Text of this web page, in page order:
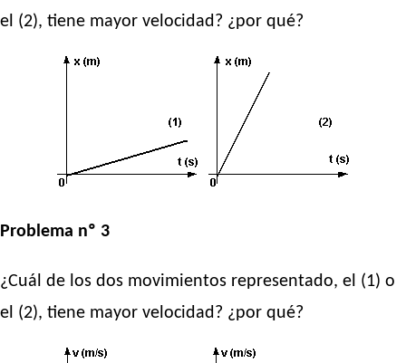
el (2), tiene mayor velocidad? ¿por qué?
Problema nº 3
¿Cuál de los dos movimientos representado, el (1) o
el (2), tiene mayor velocidad? ¿por qué?